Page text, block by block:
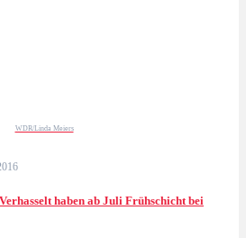
WDR/Linda Meiers
haben ab Juli Frühschicht bei